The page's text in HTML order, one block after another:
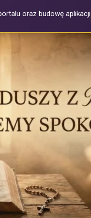
oraz budowę aplikacji.